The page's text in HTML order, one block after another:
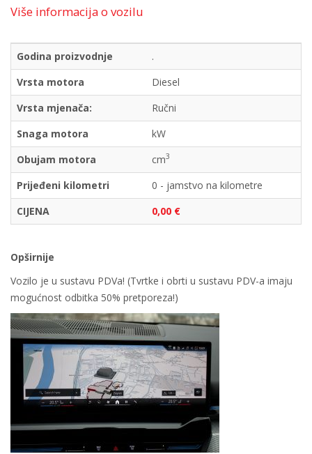
Više informacija o vozilu
Godina proizvodnje
.
Vrsta motora
Diesel
Vrsta mjenača:
Ručni
Snaga motora
kW
Obujam motora
cm3
Prijeđeni kilometri
0 - jamstvo na kilometre
CIJENA
0,00 €
Opširnije
Vozilo je u sustavu PDVa! (Tvrtke i obrti u sustavu PDV-a imaju
mogućnost odbitka 50% pretporeza!)